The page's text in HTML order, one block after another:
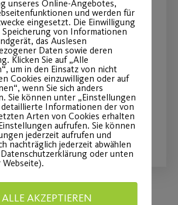
& Bus wird
Partnerschaft stärkt
den Mädchen- und
unseres Online-Angebotes,
und werden für
eingesetzt. Die Einwilligung
Speicherung von Informationen
das Auslesen
Daten sowie deren
Klicken Sie auf „Alle
um in den Einsatz von nicht
Cookies einzuwilligen oder auf
wenn Sie sich anders
Sie können unter „Einstellungen
Informationen der von
Arten von Cookies erhalten
aufrufen. Sie können
jederzeit aufrufen und
nachträglich jederzeit abwählen
oder unten
ALLE AKZEPTIEREN